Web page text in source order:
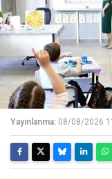
Yayınlanma: 08/08/2026